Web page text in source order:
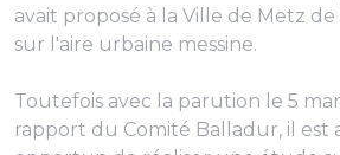
avait proposé à la Ville de Metz
sur l'aire urbaine messine.
Toutefois avec la parution le 5
rapport du Comité Balladur, il est